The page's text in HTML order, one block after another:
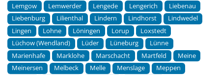
Lemgow
Lemwerder Lengede Lengerich
Liebenau
Liebenburg
Lilienthal Lindern Lindhorst
Lindwedel
Lingen
Lohne Löningen Lorup
Loxstedt
Lüchow (Wendland)
Lüder Lüneburg
Lünne
Marienhafe
Marklohe Marschacht Martfeld
Meine
Meinersen
Melbeck Melle Menslage
Meppen